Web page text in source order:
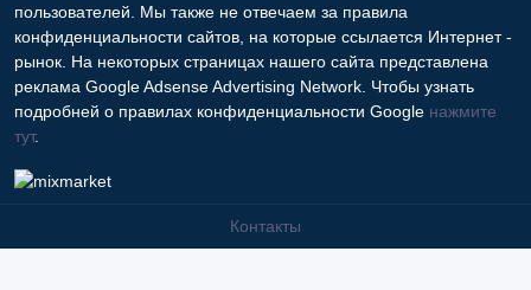
пользователей. Мы также не отвечаем за правила
конфиденциальности сайтов, на которые ссылается Интернет -
рынок. На некоторых страницах нашего сайта представлена
реклама Google Adsense Advertising Network. Чтобы узнать
подробней о правилах конфиденциальности Google нажмите
тут.
Контакты